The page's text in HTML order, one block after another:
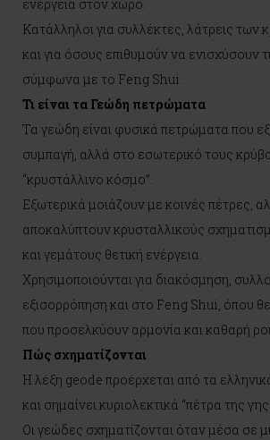
ενέργεια στον χώρο.
Κατάλληλοι για συλλέκτες, λάτρεις των
και για όσους επιθυμούν να ενισχύσουν
σύμφωνα με το Feng Shui.
Τι είναι τα Γεώδη πετρώματα
Τα γεώδη είναι φυσικά πετρώματα που
συμπαγή, αλλά στο εσωτερικό τους
“κρυστάλλινο κόσμο”.
Εξωτερικά μοιάζουν με κοινές πέτρες,
αποκαλύπτουν κρυσταλλικούς
και γεμάτους θετική ενέργεια.
Χρησιμοποιούνται για διακόσμηση,
εξισορρόπηση και στο Feng Shui, όπου
που προσελκύουν αρμονία και καθαρή
Πώς σχηματίζονται
Η λέξη geode προέρχεται από τα
και σημαίνει κυριολεκτικά “πέτρα της
Οι γεώδες σχηματίζονται όταν μέσα σε